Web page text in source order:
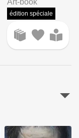
Art-book
édition spéciale